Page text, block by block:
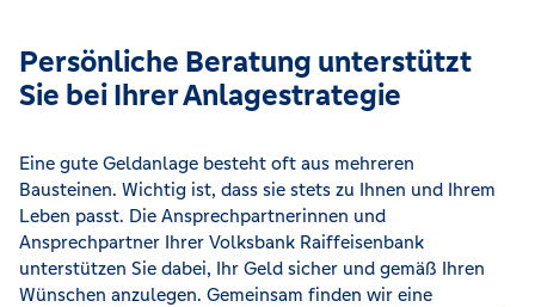
Persönliche Beratung unterstützt
Sie bei Ihrer Anlagestrategie
Eine gute Geldanlage besteht oft aus mehreren
Bausteinen. Wichtig ist, dass sie stets zu Ihnen und Ihrem
Leben passt. Die Ansprechpartnerinnen und
Ansprechpartner Ihrer Volksbank Raiffeisenbank
unterstützen Sie dabei, Ihr Geld sicher und gemäß Ihren
Wünschen anzulegen. Gemeinsam finden wir eine